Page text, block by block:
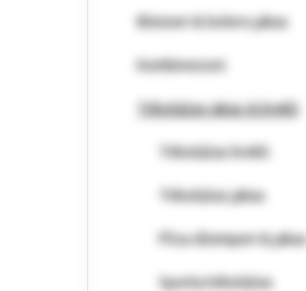
Bleizeri & bolero jakas
Kombinezoni
Trikotāžas jakas & krekli
Trikotāžas krekli
Trikotāžas jakas
Flīsa džemperi & jakas
Sporta trikotāžas